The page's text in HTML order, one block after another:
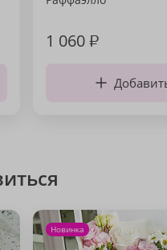
1 060₽
Новинка